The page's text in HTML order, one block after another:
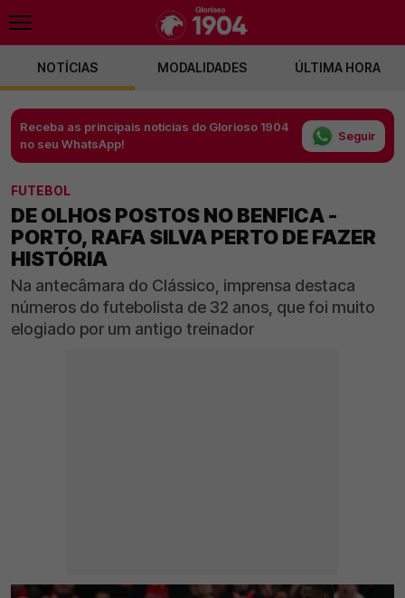
NOTÍCIAS MODALIDADES ÚLTIMA HORA
Receba as principais notícias do Glorioso 1904
no seu WhatsApp!
Seguir
FUTEBOL
DE OLHOS POSTOS NO BENFICA -
PORTO, RAFA SILVA PERTO DE FAZER
HISTÓRIA
Na antecâmara do Clássico, imprensa destaca
números do futebolista de 32 anos, que foi muito
elogiado por um antigo treinador